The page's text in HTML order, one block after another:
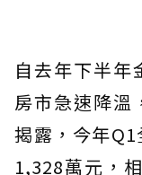
自去年下半年
房市急速降溫
揭露，今年
1,328萬元，